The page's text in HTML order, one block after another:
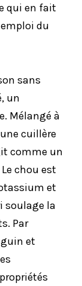
qui en fait
du
sans
un
Mélangé à
cuillère
comme un
chou est
et
soulage la
Par
et